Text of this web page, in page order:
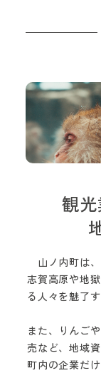
観
山ノ内町は
志賀高原や地
る人々を魅了
また、りんご
売など、地域
町内の企業だ